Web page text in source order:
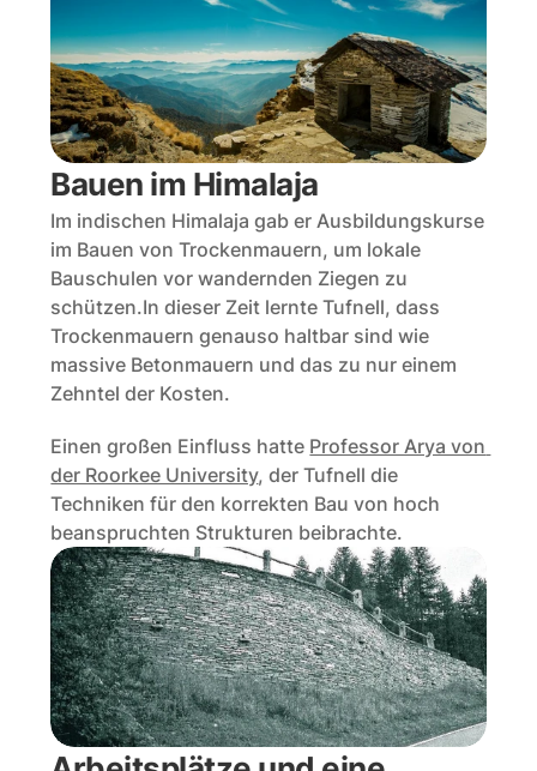
Bauen im Himalaja
Im indischen Himalaja gab er Ausbildungskurse
im Bauen von Trockenmauern, um lokale
Bauschulen vor wandernden Ziegen zu
schützen.In dieser Zeit lernte Tufnell, dass
Trockenmauern genauso haltbar sind wie
massive Betonmauern und das zu nur einem
Zehntel der Kosten.
Einen großen Einfluss hatte Professor Arya von
der Roorkee University, der Tufnell die
Techniken für den korrekten Bau von hoch
beanspruchten Strukturen beibrachte.